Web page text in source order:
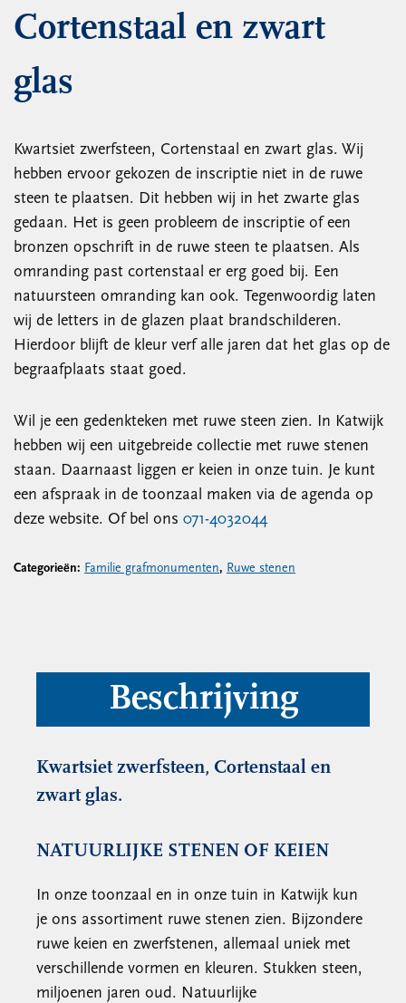
Cortenstaal en zwart
glas
Kwartsiet zwerfsteen, Cortenstaal en zwart glas. Wij
hebben ervoor gekozen de inscriptie niet in de ruwe
steen te plaatsen. Dit hebben wij in het zwarte glas
gedaan. Het is geen probleem de inscriptie of een
bronzen opschrift in de ruwe steen te plaatsen. Als
omranding past cortenstaal er erg goed bij. Een
natuursteen omranding kan ook. Tegenwoordig laten
wij de letters in de glazen plaat brandschilderen.
Hierdoor blijft de kleur verf alle jaren dat het glas op de
begraafplaats staat goed.
Wil je een gedenkteken met ruwe steen zien. In Katwijk
hebben wij een uitgebreide collectie met ruwe stenen
staan. Daarnaast liggen er keien in onze tuin. Je kunt
een afspraak in de toonzaal maken via de agenda op
deze website. Of bel ons 071-4032044
Categorieën: Familie grafmonumenten, Ruwe stenen
Beschrijving
Kwartsiet zwerfsteen, Cortenstaal en
zwart glas.
NATUURLIJKE STENEN OF KEIEN
In onze toonzaal en in onze tuin in Katwijk kun
je ons assortiment ruwe stenen zien. Bijzondere
ruwe keien en zwerfstenen, allemaal uniek met
verschillende vormen en kleuren. Stukken steen,
miljoenen jaren oud. Natuurlijke